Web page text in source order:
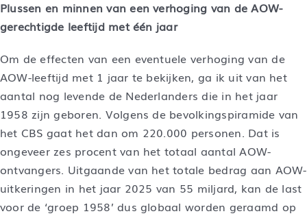
Plussen en minnen van een verhoging van de AOW-
gerechtigde leeftijd met één jaar
Om de effecten van een eventuele verhoging van de
AOW-leeftijd met 1 jaar te bekijken, ga ik uit van het
aantal nog levende de Nederlanders die in het jaar
1958 zijn geboren. Volgens de bevolkingspiramide van
het CBS gaat het dan om 220.000 personen. Dat is
ongeveer zes procent van het totaal aantal AOW-
ontvangers. Uitgaande van het totale bedrag aan AOW-
uitkeringen in het jaar 2025 van 55 miljard, kan de last
voor de ‘groep 1958’ dus globaal worden geraamd op